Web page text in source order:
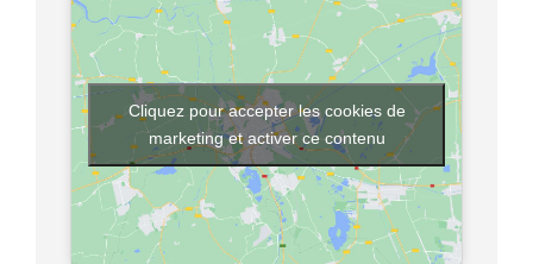
Cliquez pour accepter les cookies de
marketing et activer ce contenu